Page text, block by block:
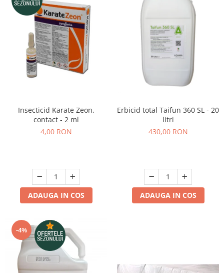
Insecticid Karate Zeon,
contact - 2 ml
4,00 RON
ADAUGA IN COS
Erbicid total Taifun 360 SL - 20
litri
430,00 RON
ADAUGA IN COS
-4%